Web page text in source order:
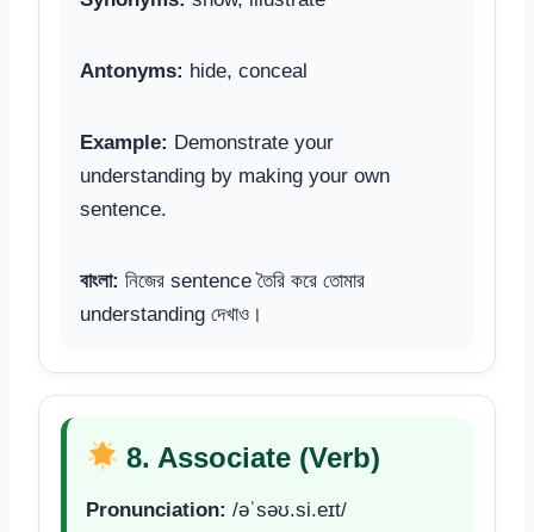
Antonyms: hide, conceal
Example: Demonstrate your
understanding by making your own
sentence.
বাংলা: নিজের sentence তৈরি করে তোমার
understanding দেখাও।
8. Associate (Verb)
Pronunciation: /əˈsəʊ.si.eɪt/